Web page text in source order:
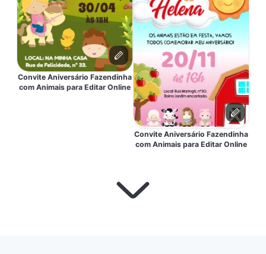
Convite Aniversário Fazendinha
com Animais para Editar Online
Convite Aniversário Fazendinha
com Animais para Editar Online